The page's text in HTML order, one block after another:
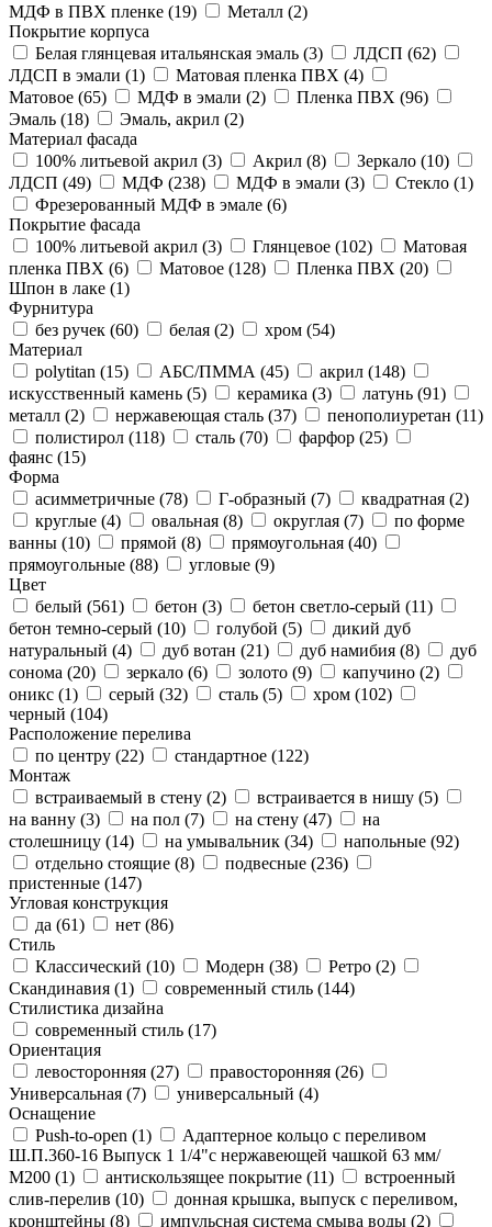
МДФ в ПВХ пленке (19) Металл (2)
Покрытие корпуса
Белая глянцевая итальянская эмаль (3) ЛДСП (62)
ЛДСП в эмали (1) Матовая пленка ПВХ (4)
Матовое (65) МДФ в эмали (2) Пленка ПВХ (96)
Эмаль (18) Эмаль, акрил (2)
Материал фасада
100% литьевой акрил (3) Акрил (8) Зеркало (10)
ЛДСП (49) МДФ (238) МДФ в эмали (3) Стекло (1)
Фрезерованный МДФ в эмале (6)
Покрытие фасада
100% литьевой акрил (3) Глянцевое (102)
Матовая
пленка ПВХ (6) Матовое (128) Пленка ПВХ (20)
Шпон в лаке (1)
Фурнитура
без ручек (60) белая (2) хром (54)
Материал
polytitan (15) АБС/ПММА (45) акрил (148)
искусственный камень (5) керамика (3) латунь (91)
металл (2) нержавеющая сталь (37) пенополиуретан (11)
полистирол (118) сталь (70) фарфор (25)
фаянс (15)
Форма
асимметричные (78) Г-образный (7) квадратная (2)
круглые (4) овальная (8) округлая (7)
по форме
ванны (10) прямой (8) прямоугольная (40)
прямоугольные (88) угловые (9)
Цвет
белый (561) бетон (3) бетон светло-серый (11)
бетон темно-серый (10) голубой (5)
дикий дуб
натуральный (4) дуб вотан (21) дуб намибия (8)
дуб
сонома (20) зеркало (6) золото (9) капучино (2)
оникс (1) серый (32) сталь (5) хром (102)
черный (104)
Расположение перелива
по центру (22) стандартное (122)
Монтаж
встраиваемый в стену (2) встраивается в нишу (5)
на ванну (3) на пол (7) на стену (47)
на
столешницу (14) на умывальник (34) напольные (92)
отдельно стоящие (8) подвесные (236)
пристенные (147)
Угловая конструкция
да (61) нет (86)
Стиль
Классический (10) Модерн (38) Ретро (2)
Скандинавия (1) современный стиль (144)
Стилистика дизайна
современный стиль (17)
Ориентация
левосторонняя (27) правосторонняя (26)
Универсальная (7) универсальный (4)
Оснащение
Push-to-open (1)
Адаптерное кольцо с переливом
Ш.П.360-16 Выпуск 1 1/4"с нержавеющей чашкой 63 мм/
М200 (1) антискользящее покрытие (11)
встроенный
слив-перелив (10)
донная крышка, выпуск с переливом,
кронштейны (8) импульсная система смыва воды (2)